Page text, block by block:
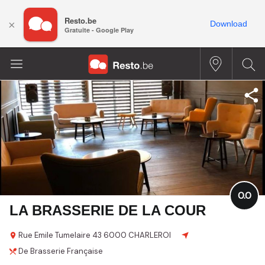
LA BRASSERIE DE LA COUR
Rue Emile Tumelaire 43 6000 CHARLEROI
0.0
De Brasserie Française
× Resto.be
Gratuite - Google Play
Download